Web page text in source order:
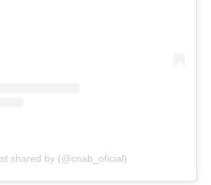
shared by (@cnab_oficial)